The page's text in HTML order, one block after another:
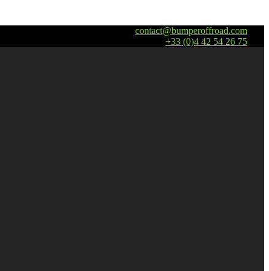
contact@bumperoffroad.com
+33 (0)4 42 54 26 75